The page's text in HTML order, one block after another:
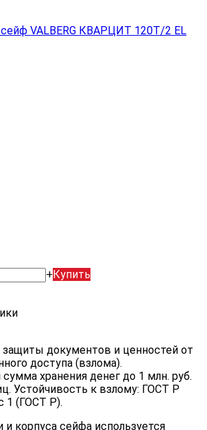
+Купить
защиты документов и ценностей от
доступа (взлома).
хранения денег до 1 млн. руб.
Устойчивость к взлому: ГОСТ Р
1 (ГОСТ Р).
и корпуса сейфа используется